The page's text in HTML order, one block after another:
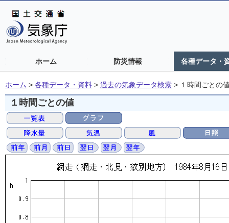
ホーム 防災情報 各種データ・
ホーム > 各種データ・資料 > 過去の気象データ検索 > １時間ごとの
１時間ごとの値